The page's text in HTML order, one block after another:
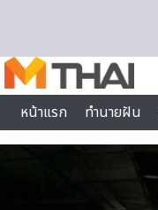
หน้าแรก
ทำนายฝัน
ไลฟ์สไตล์